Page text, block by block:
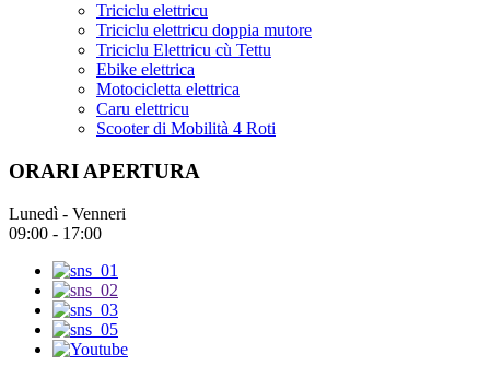
Triciclu elettricu
Triciclu elettricu doppia mutore
Triciclu Elettricu cù Tettu
Ebike elettrica
Motocicletta elettrica
Caru elettricu
Scooter di Mobilità 4 Roti
ORARI APERTURA
Lunedì - Venneri
09:00 - 17:00